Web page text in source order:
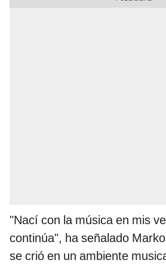
"Nací con la música en mis
continúa", ha señalado
se crió en un ambiente